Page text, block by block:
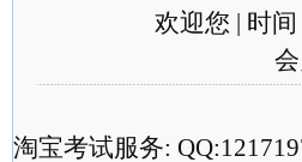
欢迎您 | 时
淘宝考试服务: